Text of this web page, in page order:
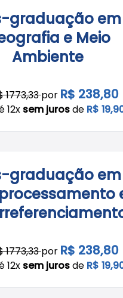
graduação em
e Meio
Ambiente
1773,33por R$ 238,80
12x sem jurosde R$
graduação em
1773,33por R$ 238,80
12x sem jurosde R$